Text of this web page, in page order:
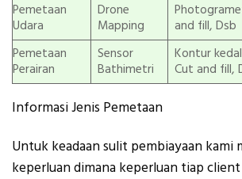
Pemetaan
Udara
Drone
Mapping
and fill, Dsb
Pemetaan
Perairan
Sensor
Bathimetri
Kontur
Cut and fill,
Informasi Jenis Pemetaan
Untuk keadaan sulit pembiayaan kami
keperluan dimana keperluan tiap